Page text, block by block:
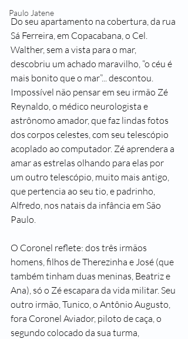
Paulo Jatene
Do seu apartamento na cobertura, da rua
Sá Ferreira, em Copacabana, o Cel.
Walther, sem a vista para o mar,
descobriu um achado maravilho, “o céu é
mais bonito que o mar”... descontou.
Impossível não pensar em seu irmão Zé
Reynaldo, o médico neurologista e
astrônomo amador, que faz lindas fotos
dos corpos celestes, com seu telescópio
acoplado ao computador. Zé aprendera a
amar as estrelas olhando para elas por
um outro telescópio, muito mais antigo,
que pertencia ao seu tio, e padrinho,
Alfredo, nos natais da infância em São
Paulo.
O Coronel reflete: dos três irmãos
homens, filhos de Therezinha e José (que
também tinham duas meninas, Beatriz e
Ana), só o Zé escapara da vida militar. Seu
outro irmão, Tunico, o Antônio Augusto,
fora Coronel Aviador, piloto de caça, o
segundo colocado da sua turma,